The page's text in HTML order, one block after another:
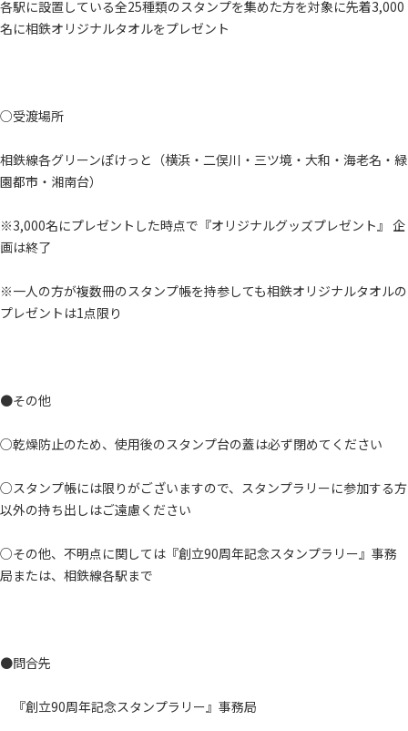
各駅に設置している全25種類のスタンプを集めた方を対象に先着3,000
名に相鉄オリジナルタオルをプレゼント
○受渡場所
相鉄線各グリーンぽけっと（横浜・二俣川・三ツ境・大和・海老名・緑
園都市・湘南台）
※3,000名にプレゼントした時点で『オリジナルグッズプレゼント』 企
画は終了
※一人の方が複数冊のスタンプ帳を持参しても相鉄オリジナルタオルの
プレゼントは1点限り
●その他
○乾燥防止のため、使用後のスタンプ台の蓋は必ず閉めてください
○スタンプ帳には限りがございますので、スタンプラリーに参加する方
以外の持ち出しはご遠慮ください
○その他、不明点に関しては『創立90周年記念スタンプラリー』事務
局または、相鉄線各駅まで
●問合先
『創立90周年記念スタンプラリー』事務局